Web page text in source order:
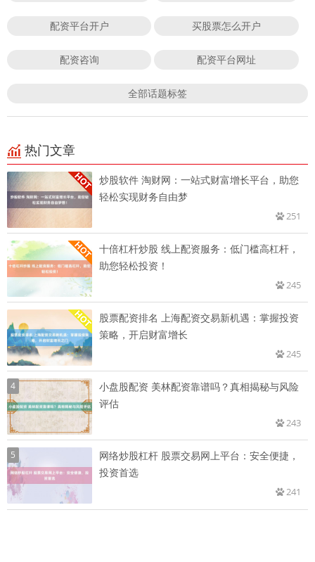
配资平台开户 买股票怎么开户
配资咨询 配资平台网址
全部话题标签
热门文章
炒股软件 淘财网：一站式财富增长平台，助您
轻松实现财务自由梦
251
十倍杠杆炒股 线上配资服务：低门槛高杠杆，
助您轻松投资！
245
股票配资排名 上海配资交易新机遇：掌握投资
策略，开启财富增长
245
4
小盘股配资 美林配资靠谱吗？真相揭秘与风险
评估
243
5
网络炒股杠杆 股票交易网上平台：安全便捷，
投资首选
241